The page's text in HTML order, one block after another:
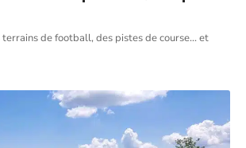
de football, des pistes de course... et